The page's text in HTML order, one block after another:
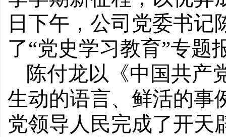
日下午，公司党委书
了“党史学习教育”专题
陈付龙以《中国共产
生动的语言、鲜活的事
党领导人民完成了开天